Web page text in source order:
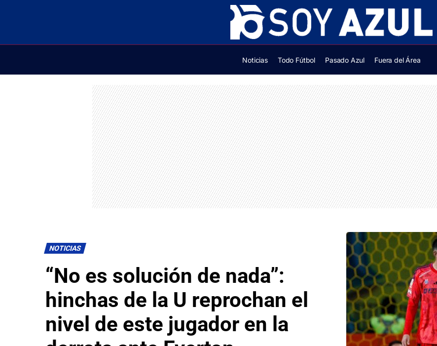
Noticias Todo Fútbol Pasado Azul Fuera del Área
NOTICIAS
“No es solución de nada”:
hinchas de la U reprochan el
nivel de este jugador en la